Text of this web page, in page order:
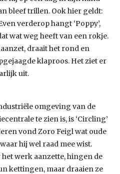
bleef trillen. Ook hier geldt:
verderop hangt ‘Poppy’,
wat weg heeft van een rokje.
draait het rond en
klaproos. Het ziet er
uit.
omgeving van de
te zien is, is ‘Circling’
vond Zoro Feigl wat oude
hij wel raad mee wist.
werk aanzette, hingen de
kettingen, maar draaien ze